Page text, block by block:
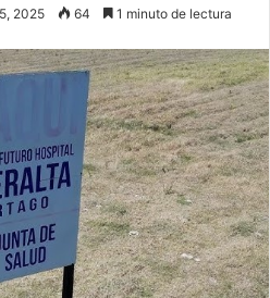
2025 64 1 minuto de lectura